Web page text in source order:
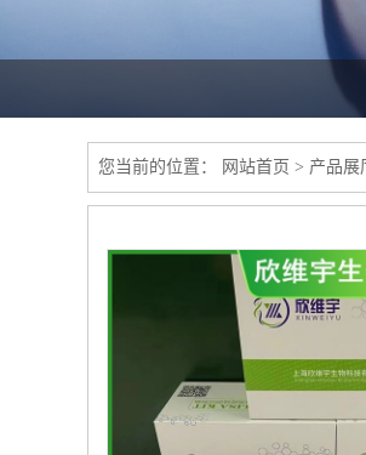
您当前的位置： 网站首页 > 产品展